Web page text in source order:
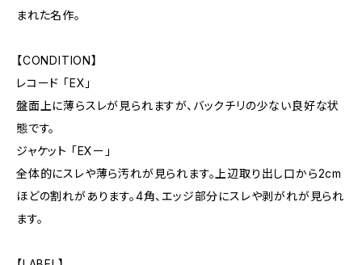
まれた名作。
【CONDITION】
レコード 「EX」
盤面上に薄らスレが見られますが、バックチリの少ない良好な状
態です。
ジャケット 「EXー」
全体的にスレや薄ら汚れが見られます。上辺取り出し口から2cm
ほどの割れがあります。4角、エッジ部分にスレや剥がれが見られ
ます。